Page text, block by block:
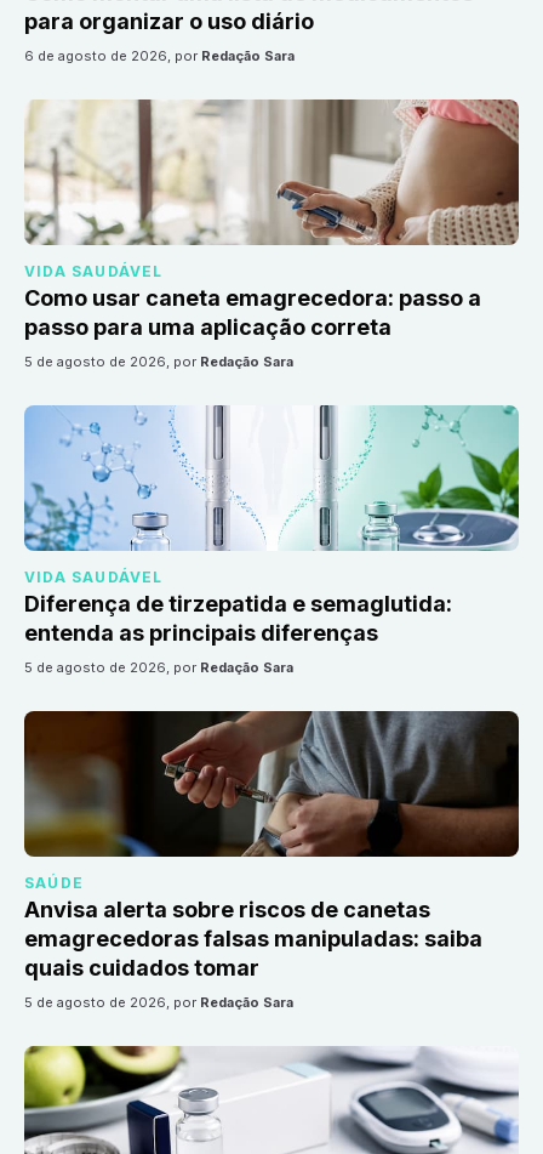
para organizar o uso diário
6 de agosto de 2026, por Redação Sara
VIDA SAUDÁVEL
Como usar caneta emagrecedora: passo a
passo para uma aplicação correta
5 de agosto de 2026, por Redação Sara
VIDA SAUDÁVEL
Diferença de tirzepatida e semaglutida:
entenda as principais diferenças
5 de agosto de 2026, por Redação Sara
SAÚDE
Anvisa alerta sobre riscos de canetas
emagrecedoras falsas manipuladas: saiba
quais cuidados tomar
5 de agosto de 2026, por Redação Sara